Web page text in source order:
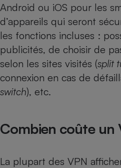
Android ou iOS pour les
d’appareils qui seront
les fonctions incluses :
publicités, de choisir de
selon les sites visités (split
connexion en cas de
switch), etc.
Combien coûte un
La plupart des VPN